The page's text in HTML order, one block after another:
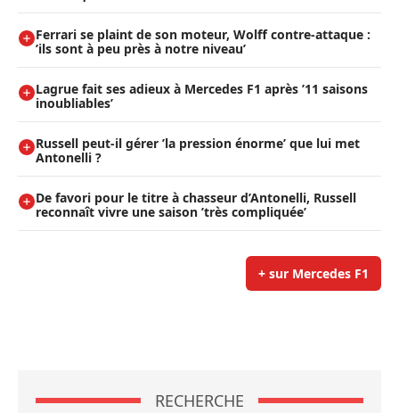
Ferrari se plaint de son moteur, Wolff contre-attaque :
’ils sont à peu près à notre niveau’
Lagrue fait ses adieux à Mercedes F1 après ’11 saisons
inoubliables’
Russell peut-il gérer ’la pression énorme’ que lui met
Antonelli ?
De favori pour le titre à chasseur d’Antonelli, Russell
reconnaît vivre une saison ’très compliquée’
+ sur Mercedes F1
RECHERCHE